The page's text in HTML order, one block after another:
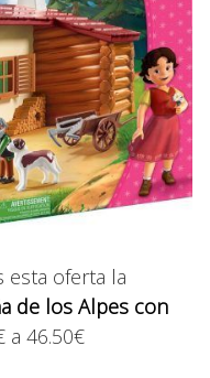
esta oferta la
de los Alpes con
a 46.50€